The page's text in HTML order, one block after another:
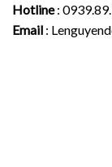
Hotline:
Email :